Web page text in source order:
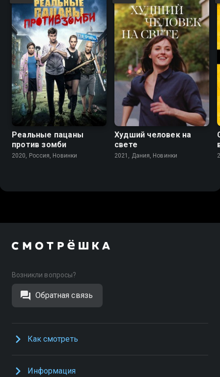
Реальные пацаны
против зомби
2020, Россия, Новинки
Худший человек на
свете
2021, Дания, Новинки
Возникли вопросы?
Обратная связь
Как смотреть
Информация